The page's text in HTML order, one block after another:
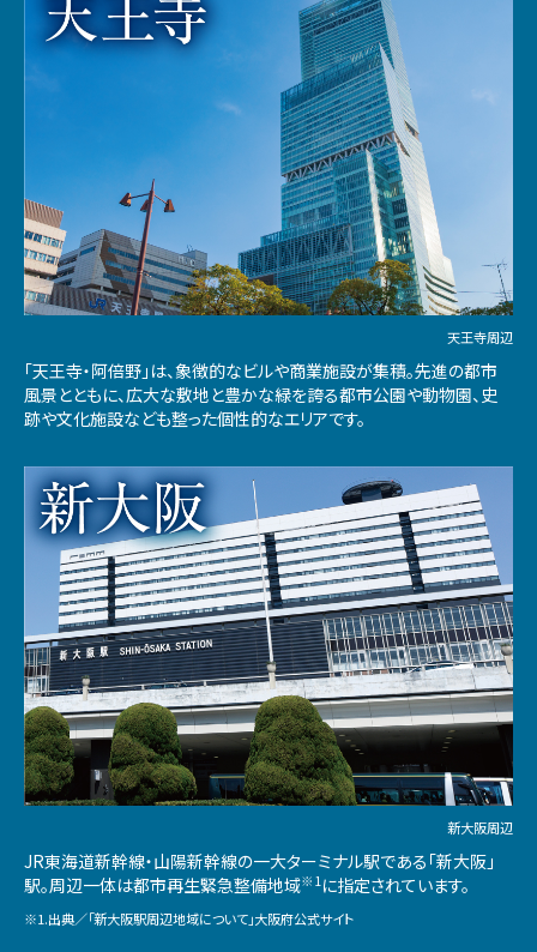
天王寺周辺
「天王寺・阿倍野」は、象徴的なビルや商業施設が集積。先進の都市
風景とともに、広大な敷地と豊かな緑を誇る都市公園や動物園、史
跡や文化施設なども整った個性的なエリアです。
新大阪周辺
JR東海道新幹線・山陽新幹線の一大ターミナル駅である「新大阪」
駅。周辺一体は都市再生緊急整備地域※1 に指定されています。
※1.出典／「新大阪駅周辺地域について」大阪府公式サイト